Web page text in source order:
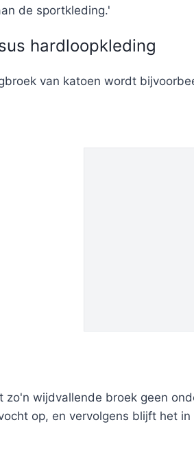
de sportkleding.'
hardloopkleding
van katoen wordt
zo'n wijdvallende broek geen
op, en vervolgens blijft het